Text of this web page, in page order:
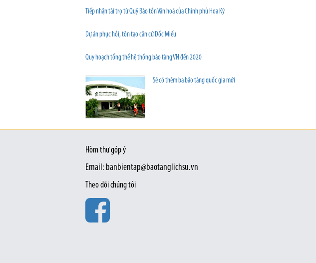
Tiếp nhận tài trợ từ Quỹ Bảo tồn Văn hoá của Chính phủ Hoa Kỳ
Dự án phục hồi, tôn tạo căn cứ Dốc Miếu
Quy hoạch tổng thể hệ thống bảo tàng VN đến 2020
Sẽ có thêm ba bảo tàng quốc gia mới
Hòm thư góp ý
Email: banbientap@baotanglichsu.vn
Theo dõi chúng tôi